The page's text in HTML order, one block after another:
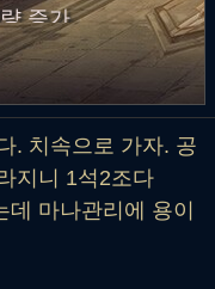
증가
. 치속으로 가자. 공
지니 1석2조다
마나관리에 용이